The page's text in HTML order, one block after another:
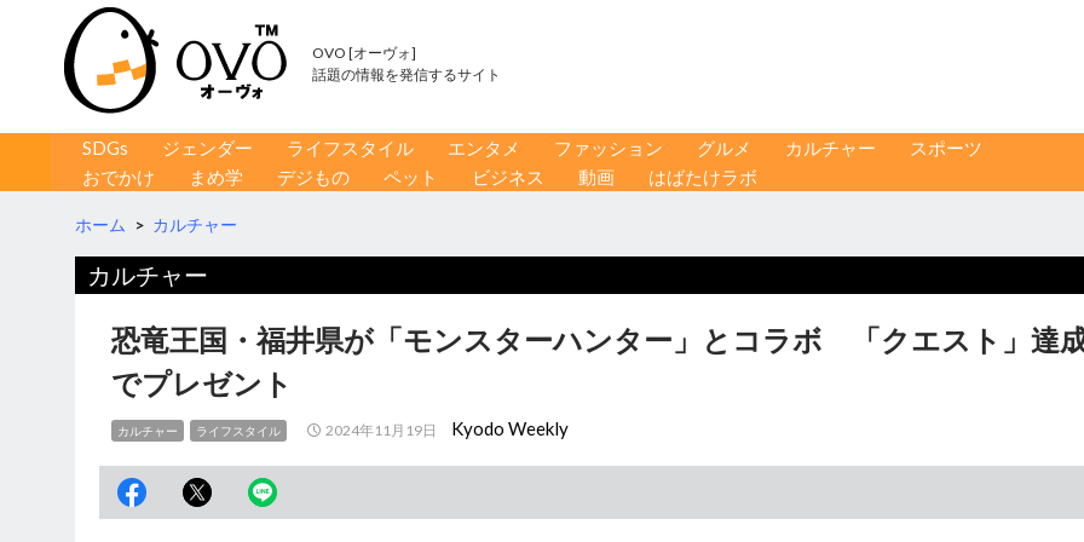
OVO [オーヴォ]
話題の情報を発信するサイト
コンテンツへ移動
SDGs ジェンダー ライフスタイル エンタメ ファッション グルメ カルチャー
スポーツ
おでかけ
まめ学 デジもの ペット ビジネス 動画 はばたけラボ
ホーム > カルチャー
カルチャー
恐竜王国・福井県が「モンスターハンター」とコラボ 「クエスト」達
でプレゼント
カルチャー ライフスタイル 2024年11月19日 Kyodo Weekly